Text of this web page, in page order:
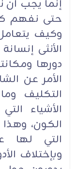
إنما يجب
حتى نفهم
وكيف
الأنثى
دورها
الأمر عن
التكليف
الأشياء
الكون،
التي لها
وبإختلاف